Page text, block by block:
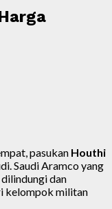
pasukan Houthi
Saudi Aramco yang
dan
kelompok militan